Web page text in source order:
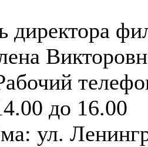
директора
до 16.00
ул.